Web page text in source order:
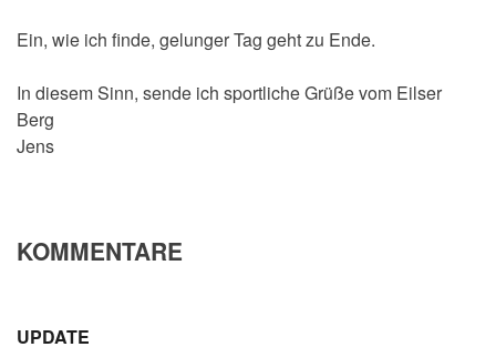
Ein, wie ich finde, gelunger Tag geht zu Ende.
In diesem Sinn, sende ich sportliche Grüße vom Eilser
Berg
Jens
KOMMENTARE
UPDATE